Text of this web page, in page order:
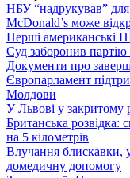
НБУ “надрукував”
McDonald’s може
Перші американські
Суд заборонив партію
Документи про
Європарламент
Молдови
У Львові у закритому
Британська розвідка:
на 5 кілометрів
Влучання блискавки,
домедичну допомогу